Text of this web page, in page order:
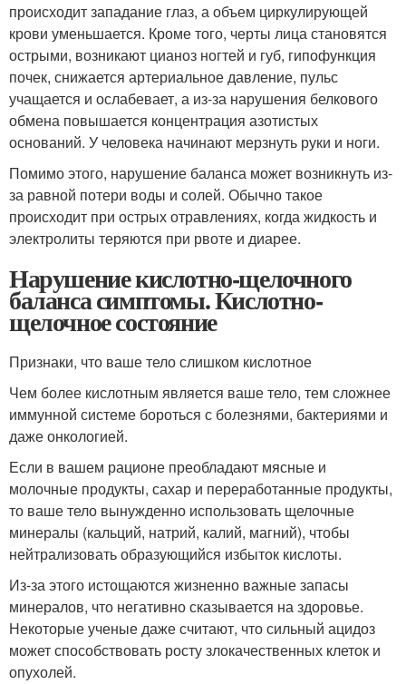
происходит западание глаз, а объем циркулирующей
крови уменьшается. Кроме того, черты лица становятся
острыми, возникают цианоз ногтей и губ, гипофункция
почек, снижается артериальное давление, пульс
учащается и ослабевает, а из-за нарушения белкового
обмена повышается концентрация азотистых
оснований. У человека начинают мерзнуть руки и ноги.
Помимо этого, нарушение баланса может возникнуть из-
за равной потери воды и солей. Обычно такое
происходит при острых отравлениях, когда жидкость и
электролиты теряются при рвоте и диарее.
Нарушение кислотно-щелочного
баланса симптомы. Кислотно-
щелочное состояние
Признаки, что ваше тело слишком кислотное
Чем более кислотным является ваше тело, тем сложнее
иммунной системе бороться с болезнями, бактериями и
даже онкологией.
Если в вашем рационе преобладают мясные и
молочные продукты, сахар и переработанные продукты,
то ваше тело вынужденно использовать щелочные
минералы (кальций, натрий, калий, магний), чтобы
нейтрализовать образующийся избыток кислоты.
Из-за этого истощаются жизненно важные запасы
минералов, что негативно сказывается на здоровье.
Некоторые ученые даже считают, что сильный ацидоз
может способствовать росту злокачественных клеток и
опухолей.